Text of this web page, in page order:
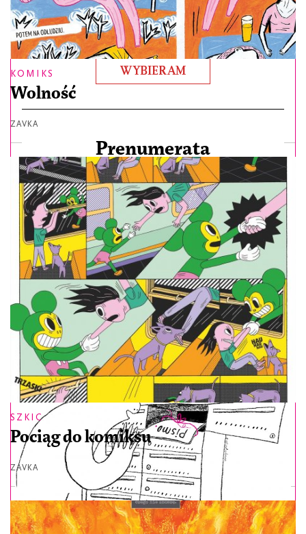
14,99 / miesiąc
WYBIERAM
Prenumerata
co miesiąc papierowe wydanie,
dostęp online do aplikacji i serwisu
24,99 / miesiąc
WYBIERAM
KOMIKS
Wolność
ZAVKA
SZKIC
Pociąg do komiksu
ZAVKA